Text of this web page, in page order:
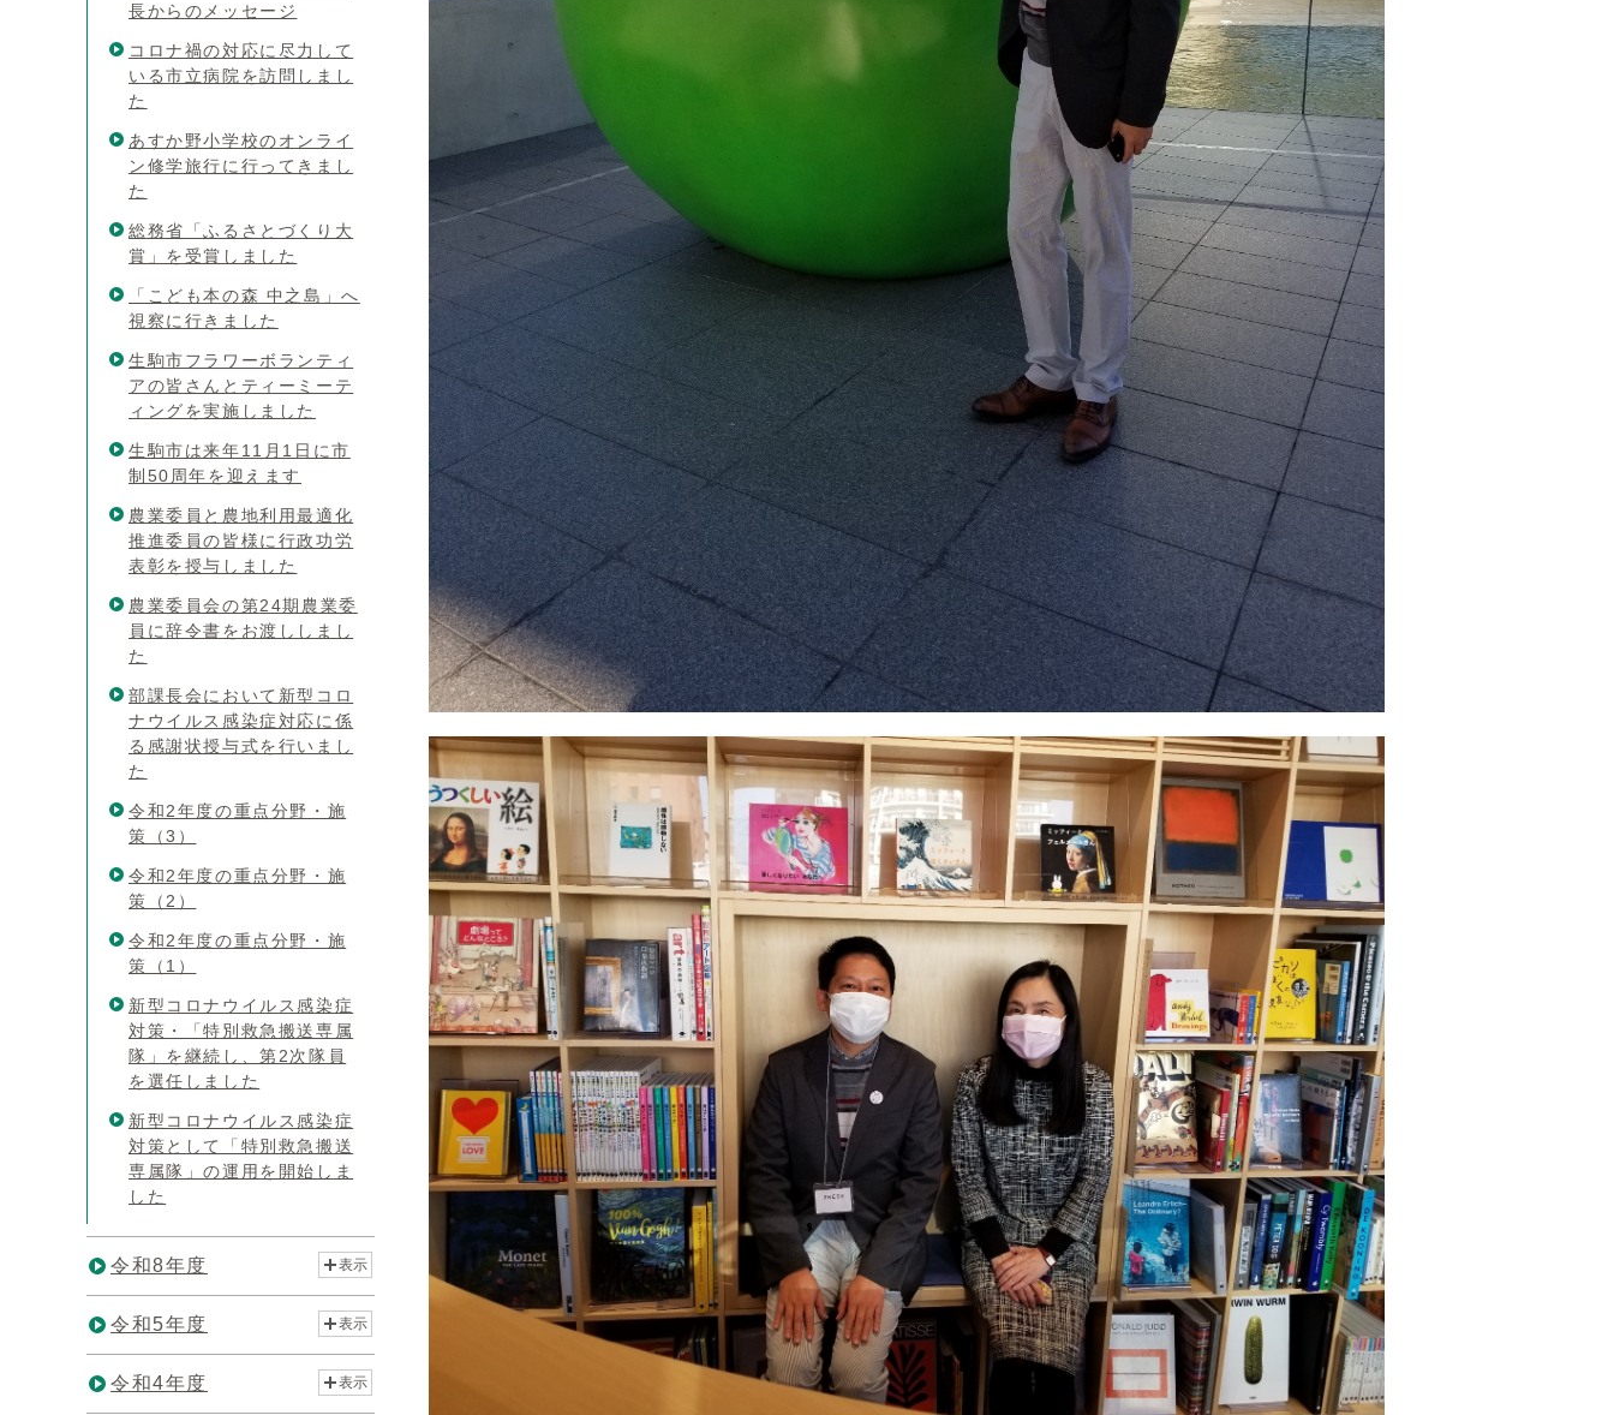
長からのメッセージ
コロナ禍の対応に尽力して
いる市立病院を訪問しまし
た
あすか野小学校のオンライ
ン修学旅行に行ってきまし
た
総務省「ふるさとづくり大
賞」を受賞しました
「こども本の森 中之島」へ
視察に行きました
生駒市フラワーボランティ
アの皆さんとティーミーテ
ィングを実施しました
生駒市は来年11月1日に市
制50周年を迎えます
農業委員と農地利用最適化
推進委員の皆様に行政功労
表彰を授与しました
農業委員会の第24期農業委
員に辞令書をお渡ししまし
た
部課長会において新型コロ
ナウイルス感染症対応に係
る感謝状授与式を行いまし
た
令和2年度の重点分野・施
策（3）
令和2年度の重点分野・施
策（2）
令和2年度の重点分野・施
策（1）
新型コロナウイルス感染症
対策・「特別救急搬送専属
隊」を継続し、第2次隊員
を選任しました
新型コロナウイルス感染症
対策として「特別救急搬送
専属隊」の運用を開始しま
した
令和8年度 表示
令和5年度 表示
令和4年度 表示